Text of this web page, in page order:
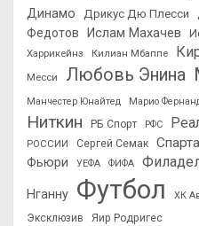
Динамо Дрикус Дю Плесси
Федотов
Ислам Махачев
Харрикейнз
Килиан Мбаппе
Месси
Любовь Энина
Манчестер Юнайтед Марио
Ниткин
РБ Спорт РФС
РОССИИ
Сергей Семак
Фьюри
УЕФА ФИФА
Нганну Футбол ХК
Эксклюзив Яир Родригес